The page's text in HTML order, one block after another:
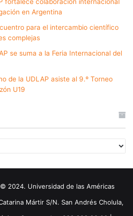
en Argentina
para el intercambio científico
complejas
se suma a la Feria Internacional del
de la UDLAP asiste al 9.º Torneo
U19
2024. Universidad de las Américas
Mártir S/N. San Andrés Cholula,